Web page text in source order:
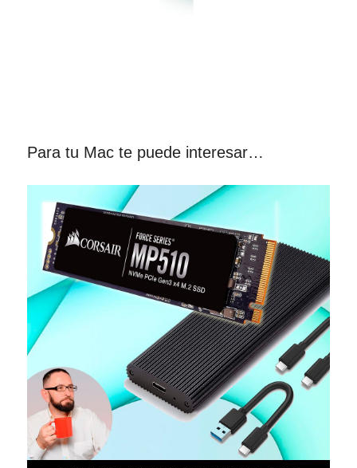
Para tu Mac te puede interesar…